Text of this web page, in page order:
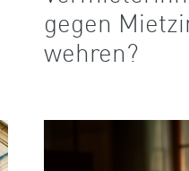
gegen
wehren?